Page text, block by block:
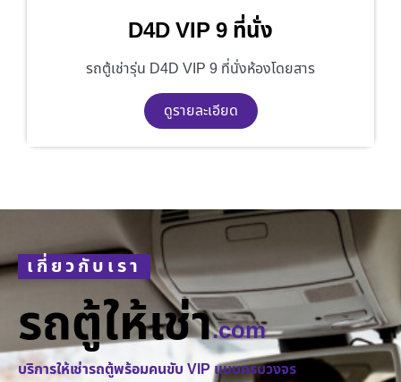
D4D VIP 9 ที่นั่ง
รถตู้เช่ารุ่น D4D VIP 9 ที่นั่งห้องโดยสาร
ดูรายละเอียด
เกี่ยวกับเรา
รถตู้ให้เช่า.com
บริการให้เช่ารถตู้พร้อมคนขับ VIP แบบครบวงจร